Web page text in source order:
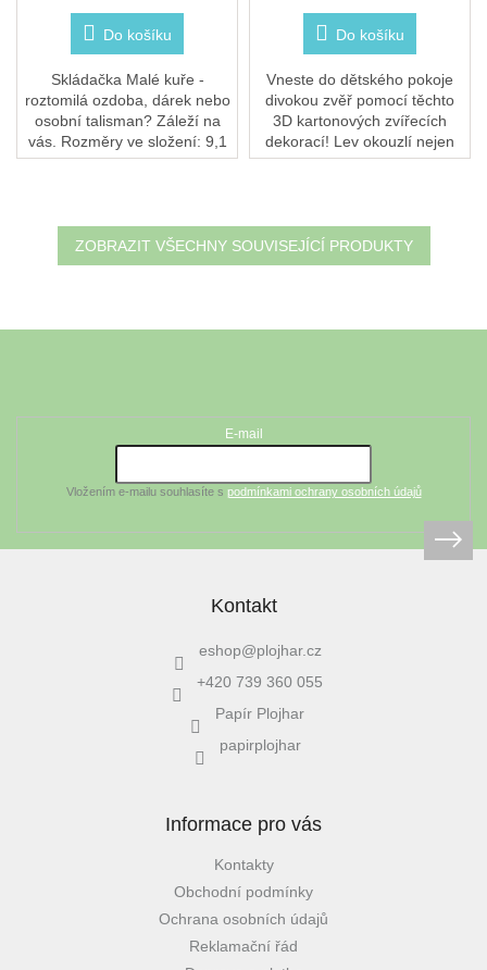
Do košíku
Skládačka Malé kuře -
roztomilá ozdoba, dárek nebo
osobní talisman? Záleží na
vás. Rozměry ve složení: 9,1
x 3,6 x 6,5 cm2 archy kartonu
Do košíku
Vneste do dětského pokoje
divokou zvěř pomocí těchto
3D kartonových zvířecích
dekorací! Lev okouzlí nejen
dítě, ale i dospělého.Každý
ZOBRAZIT VŠECHNY SOUVISEJÍCÍ PRODUKTY
E-mail
Vložením e-mailu souhlasíte s podmínkami ochrany osobních údajů
Kontakt
eshop@plojhar.cz
+420 739 360 055
Papír Plojhar
papirplojhar
Informace pro vás
Kontakty
Obchodní podmínky
Ochrana osobních údajů
Reklamační řád